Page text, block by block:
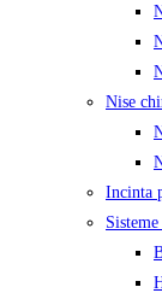
Nise
Incinta